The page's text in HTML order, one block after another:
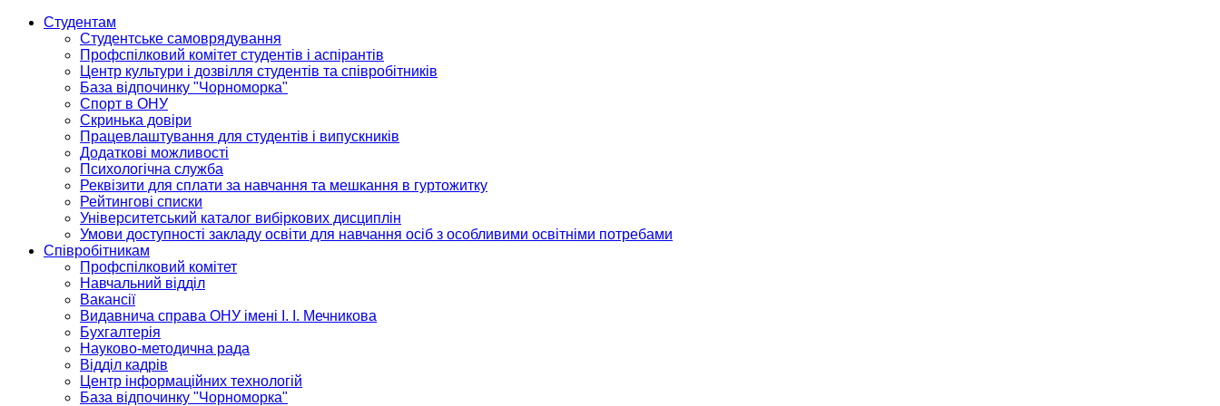
Студентам
Студентське самоврядування
Профспілковий комітет студентів і аспірантів
Центр культури і дозвілля студентів та співробітників
База відпочинку "Чорноморка"
Спорт в ОНУ
Скринька довіри
Працевлаштування для студентів і випускників
Додаткові можливості
Психологічна служба
Реквізити для сплати за навчання та мешкання в гуртожитку
Рейтингові списки
Університетський каталог вибіркових дисциплін
Умови доступності закладу освіти для навчання осіб з особливими освітніми потребами
Співробітникам
Профспілковий комітет
Навчальний відділ
Вакансії
Видавнича справа ОНУ імені І. І. Мечникова
Бухгалтерія
Науково-методична рада
Відділ кадрів
Центр інформаційних технологій
База відпочинку "Чорноморка"